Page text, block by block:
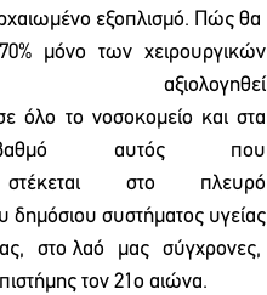
εξοπλισμό. Πώς θα
μόνο  των  χειρουργικών
όλο το νοσοκομείο και στα
αυτός που
στο πλευρό
δημόσιου συστήματος υγείας
στο λαό  μας  σύγχρονες,
τον 21ο αιώνα.